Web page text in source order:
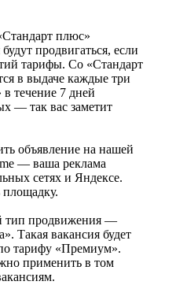
плюс»
продвигаться, если
тарифы. Со «Стандарт
в выдаче каждые три
течение 7 дней
— так вас заметит
объявление на нашей
— ваша реклама
сетях и Яндексе.
площадку.
тип продвижения —
Такая вакансия будет
тарифу «Премиум».
применить в том